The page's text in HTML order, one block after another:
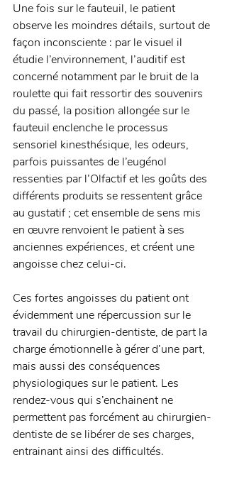
Une fois sur le fauteuil, le patient
observe les moindres détails, surtout de
façon inconsciente : par le visuel il
étudie l’environnement, l’auditif est
concerné notamment par le bruit de la
roulette qui fait ressortir des souvenirs
du passé, la position allongée sur le
fauteuil enclenche le processus
sensoriel kinesthésique, les odeurs,
parfois puissantes de l’eugénol
ressenties par l’Olfactif et les goûts des
différents produits se ressentent grâce
au gustatif ; cet ensemble de sens mis
en œuvre renvoient le patient à ses
anciennes expériences, et créent une
angoisse chez celui-ci.
Ces fortes angoisses du patient ont
évidemment une répercussion sur le
travail du chirurgien-dentiste, de part la
charge émotionnelle à gérer d’une part,
mais aussi des conséquences
physiologiques sur le patient. Les
rendez-vous qui s’enchainent ne
permettent pas forcément au chirurgien-
dentiste de se libérer de ses charges,
entrainant ainsi des difficultés.